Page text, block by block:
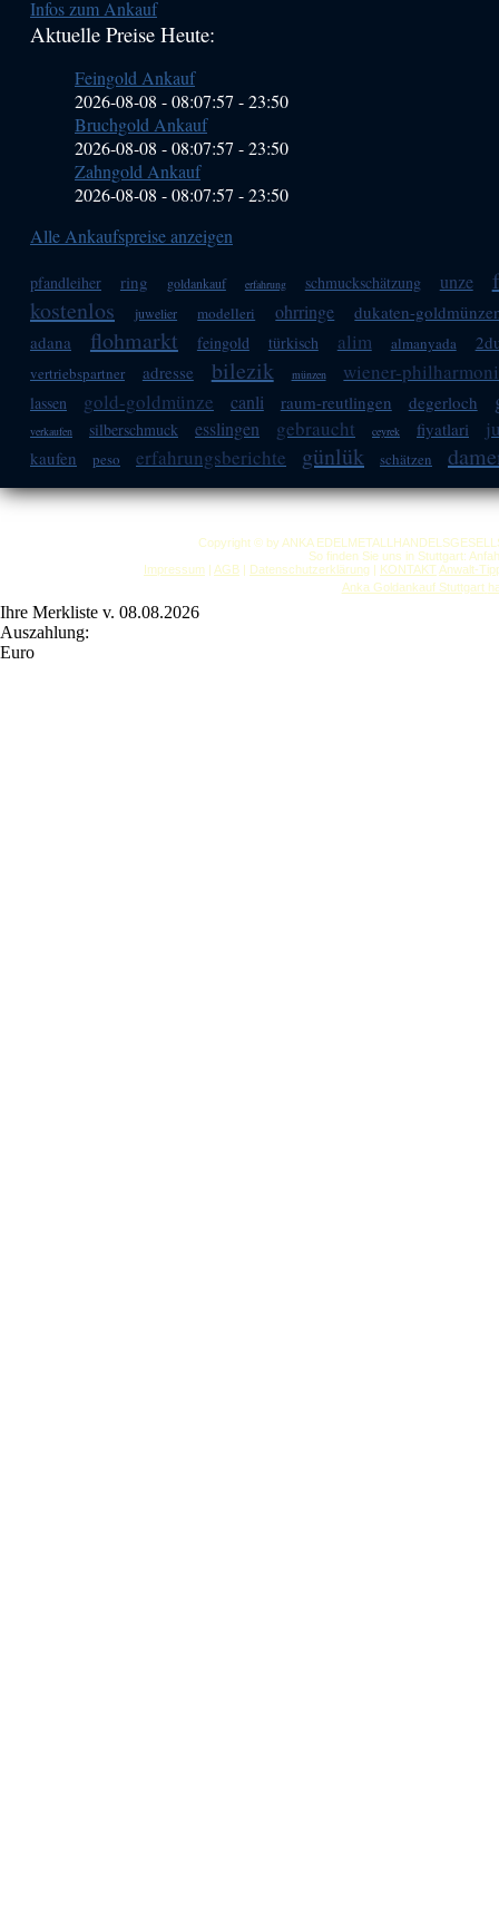
Sidebar
Infos zum Ankauf
Aktuelle Preise Heute:
Feingold Ankauf
2026-08-08 - 08:07:57 -23:50
Bruchgold Ankauf
2026-08-08 - 08:07:57 -23:50
Zahngold Ankauf
2026-08-08 - 08:07:57 -23:50
Alle Ankaufspreise anzeigen
pfandleiher ring goldankauf erfahrung schmuckschätzung unze
kostenlos
juwelier modelleri ohrringe
dukaten-
adana
flohmarkt feingold türkisch alim almanyada
vertriebspartner adresse bilezik münzen wiener-
lassen gold-goldmünze canli raum-reutlingen degerloch
verkaufen silberschmuck esslingen gebraucht ceyrek fiyatlari
kaufen peso erfahrungsberichte günlük schätzen
Copyright © by ANKA
So finden Sie uns in Stuttgart:
Impressum | AGB | Datenschutzerklärung | KONTAKT Anwalt-
Anka Goldankauf Stuttgart
Ihre Merkliste v. 08.08.2026
Auszahlung:
Euro